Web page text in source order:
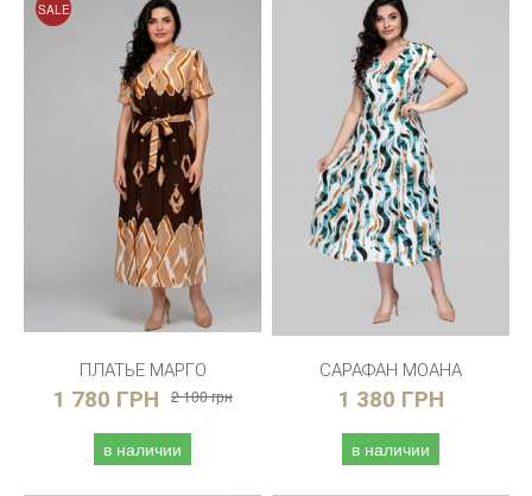
SALE
ПЛАТЬЕ МАРГО
1 780 ГРН 2 100 грн
в наличии
САРАФАН МОАНА
1 380 ГРН
в наличии